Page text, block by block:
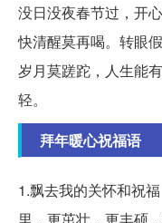
没日没夜春节过，开
快清醒莫再喝。转眼
岁月莫蹉跎，人生能
轻。
拜年暖心祝福语
1.飘去我的关怀和祝
里，更茁壮，更丰硕